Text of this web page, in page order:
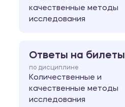
качественные методы
исследования
Ответы на билеты
по дисциплине
Количественные и
качественные методы
исследования